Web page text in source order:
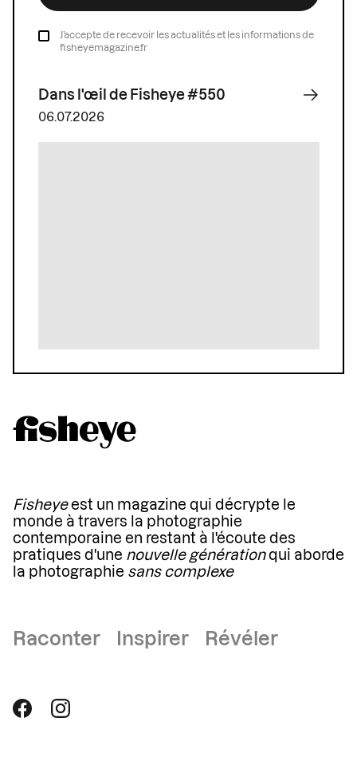
J’accepte de recevoir les actualités et les informations de
fisheyemagazine.fr
Dans l'œil de Fisheye #550
06.07.2026
Fisheyeest un magazine qui décrypte le
monde à travers la photographie
contemporaine en restant à l'écoute des
pratiques d'une nouvelle générationqui aborde
la photographie sans complexe
Raconter Inspirer Révéler